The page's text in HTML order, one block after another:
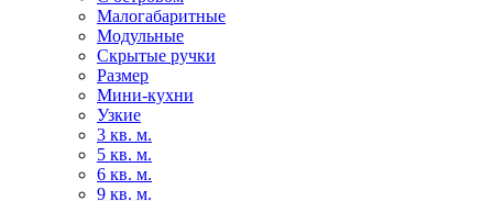
Малогабаритные
Модульные
Скрытые ручки
Размер
Мини-кухни
Узкие
3 кв. м.
5 кв. м.
6 кв. м.
9 кв. м.